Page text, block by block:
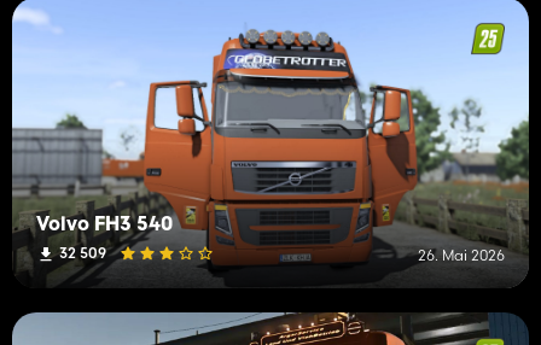
Volvo FH3 540
32 509 26. Mai 2026